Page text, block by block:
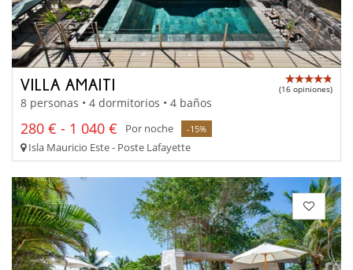
VILLA AMAITI (16 opiniones)
8 personas • 4 dormitorios • 4 baños
280 € - 1 040 € Por noche -15%
Isla Mauricio Este - Poste Lafayette